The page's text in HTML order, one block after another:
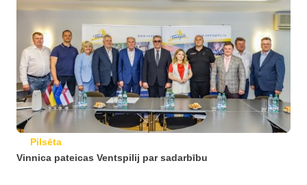
Pilsēta
Vinnica pateicas Ventspilij par sadarbību